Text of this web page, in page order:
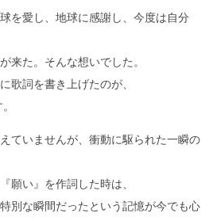
を愛し、地球に感謝し、今度は自分
来た。そんな想いでした。
歌詞を書き上げたのが、
ていませんが、衝動に駆られた一瞬の
願い』を作詞した時は、
別な瞬間だったという記憶が今でも心